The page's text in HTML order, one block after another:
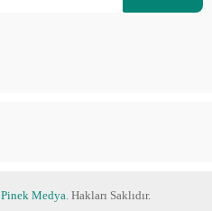
Pinek Medya . Hakları Saklıdır.